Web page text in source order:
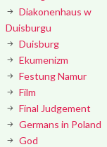
Diakonenhaus w
Duisburgu
Duisburg
Ekumenizm
Festung Namur
Film
Final Judgement
Germans in Poland
God